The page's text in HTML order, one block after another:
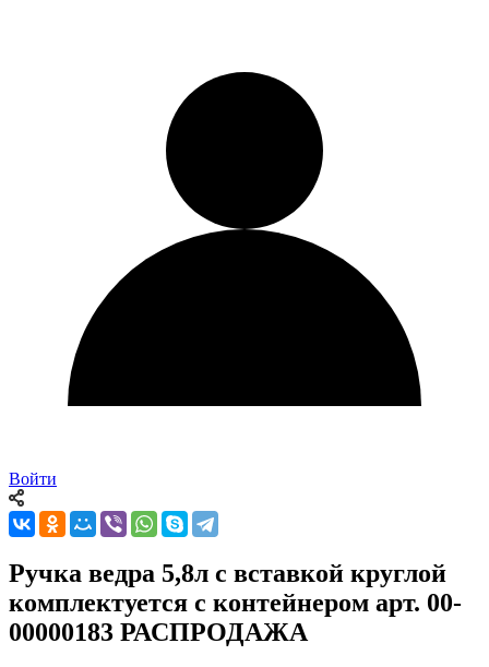
Войти
Ручка ведра 5,8л с вставкой круглой
комплектуется с контейнером арт. 00-
00000183 РАСПРОДАЖА